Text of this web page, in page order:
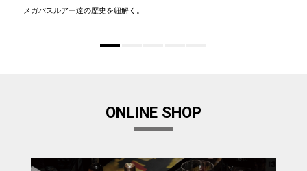
メガバスルアー達の歴史を紐解く。
ONLINE SHOP